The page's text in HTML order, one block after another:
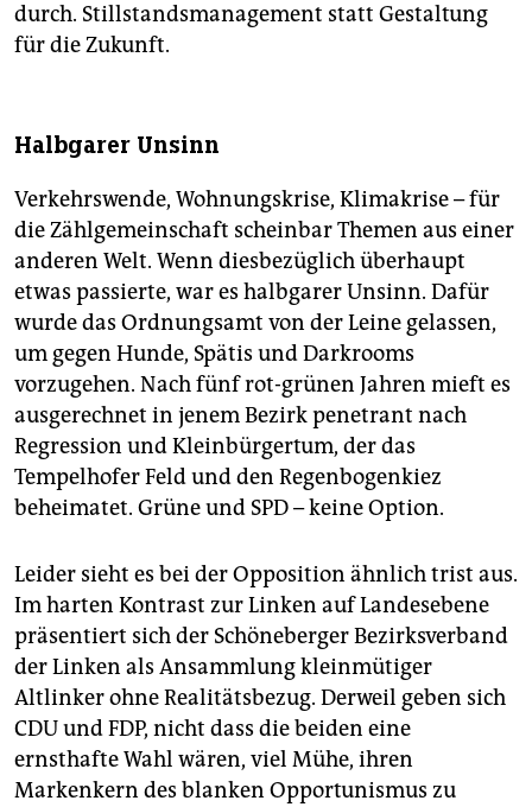
durch. Stillstandsmanagement statt Gestaltung
für die Zukunft.
Halbgarer Unsinn
Verkehrswende, Wohnungskrise, Klimakrise – für
die Zählgemeinschaft scheinbar Themen aus einer
anderen Welt. Wenn diesbezüglich überhaupt
etwas passierte, war es halbgarer Unsinn. Dafür
wurde das Ordnungsamt von der Leine gelassen,
um gegen Hunde, Spätis und Darkrooms
vorzugehen. Nach fünf rot-grünen Jahren mieft es
ausgerechnet in jenem Bezirk penetrant nach
Regression und Kleinbürgertum, der das
Tempelhofer Feld und den Regenbogenkiez
beheimatet. Grüne und SPD – keine Option.
Leider sieht es bei der Opposition ähnlich trist aus.
Im harten Kontrast zur Linken auf Landesebene
präsentiert sich der Schöneberger Bezirksverband
der Linken als Ansammlung kleinmütiger
Altlinker ohne Realitätsbezug. Derweil geben sich
CDU und FDP, nicht dass die beiden eine
ernsthafte Wahl wären, viel Mühe, ihren
Markenkern des blanken Opportunismus zu